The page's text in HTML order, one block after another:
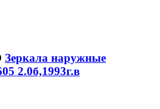
Зеркала наружные
2.0б,1993г.в